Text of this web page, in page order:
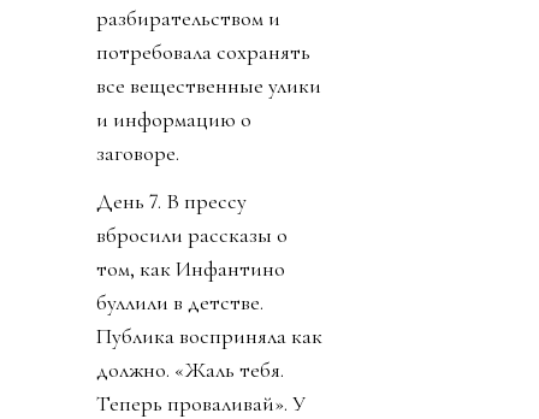
разбирательством и
потребовала сохранять
все вещественные улики
и информацию о
заговоре.
День 7. В прессу
вбросили рассказы о
том, как Инфантино
буллили в детстве.
Публика восприняла как
должно. «Жаль тебя.
Теперь проваливай». У